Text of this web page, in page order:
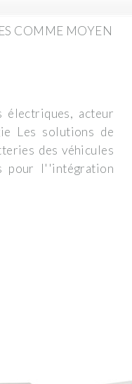
COMME MOYEN
électriques, acteur
Les solutions de
des véhicules
pour l''intégration